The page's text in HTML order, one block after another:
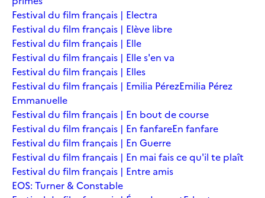
Festival du film français | Electra
Festival du film français | Elève libre
Festival du film français | Elle
Festival du film français | Elle s'en va
Festival du film français | Elles
Festival du film français | Emilia PérezEmilia Pérez
Emmanuelle
Festival du film français | En bout de course
Festival du film français | En fanfareEn fanfare
Festival du film français | En Guerre
Festival du film français | En mai fais ce qu'il te plaît
Festival du film français | Entre amis
EOS: Turner & Constable